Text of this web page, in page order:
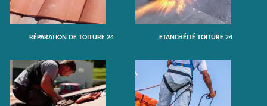
RÉPARATION DE TOITURE 24 ETANCHÉITÉ TOITURE 24